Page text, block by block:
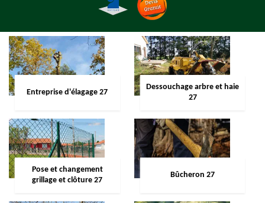
Entreprise d'élagage 27
Dessouchage arbre et haie
27
Pose et changement
grillage et clôture 27
Bûcheron 27